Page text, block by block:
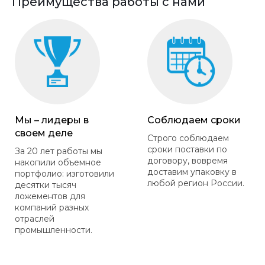
Мы – лидеры в
своем деле
За 20 лет работы мы
накопили объемное
портфолио: изготовили
десятки тысяч
ложементов для
компаний разных
отраслей
промышленности.
Соблюдаем сроки
Строго соблюдаем
сроки поставки по
договору, вовремя
доставим упаковку в
любой регион России.